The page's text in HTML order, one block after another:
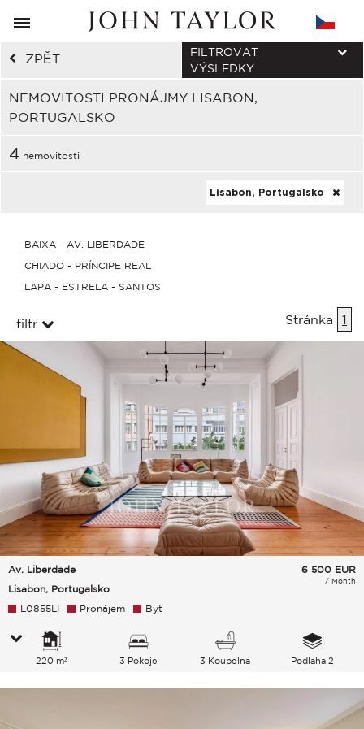
ZPĚT
NEMOVITOSTI PRONÁJMY LISABON,
PORTUGALSKO
FILTROVAT
VÝSLEDKY
4 nemovitosti
Lisabon, Portugalsko
BAIXA - AV. LIBERDADE
CHIADO - PRÍNCIPE REAL
LAPA - ESTRELA - SANTOS
filtr Stránka 1
Av. Liberdade
Lisabon, Portugalsko
6 500 EUR
/ Month
L0855LI Pronájem Byt
220 m² 3 Pokoje 3 Koupelna Podlaha 2